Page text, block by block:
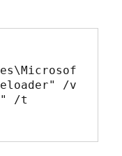
/v
/t